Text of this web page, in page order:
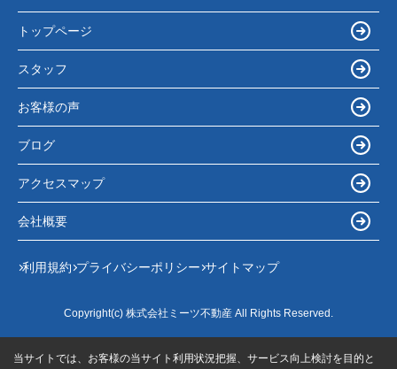
トップページ
スタッフ
お客様の声
ブログ
アクセスマップ
会社概要
利用規約 プライバシーポリシー サイトマップ
Copyright(c) 株式会社ミーツ不動産 All Rights Reserved.
当サイトでは、お客様の当サイト利用状況把握、サービス向上検討を目的と